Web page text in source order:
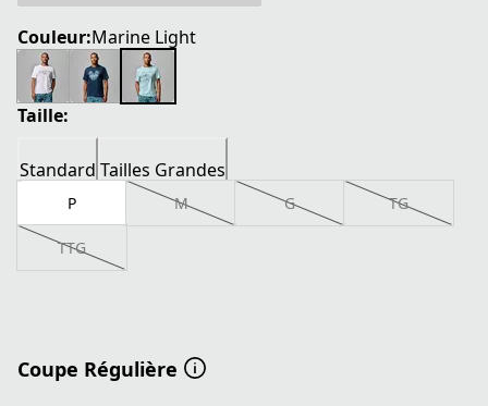
Couleur:Marine Light
Taille:
Standard Tailles Grandes
P M G TG
TTG
Coupe Régulière